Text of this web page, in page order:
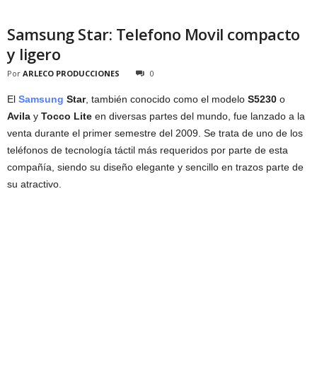
Samsung Star: Telefono Movil compacto
y ligero
Por ARLECO PRODUCCIONES 0
El Samsung Star, también conocido como el modelo S5230 o
Avila y Tocco Lite en diversas partes del mundo, fue lanzado a la
venta durante el primer semestre del 2009. Se trata de uno de los
teléfonos de tecnología táctil más requeridos por parte de esta
compañía, siendo su diseño elegante y sencillo en trazos parte de
su atractivo.